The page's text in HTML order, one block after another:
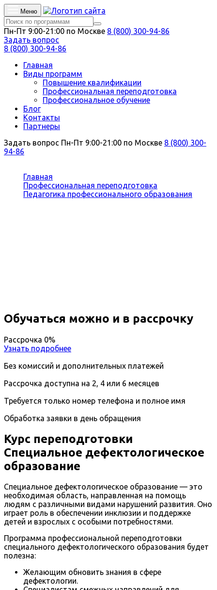
Меню
Пн-Пт 9:00-21:00 по Москве 8 (800) 300-94-86
Задать вопрос
8 (800) 300-94-86
Главная
Виды программ
Повышение квалификации
Профессиональная переподготовка
Профессиональное обучение
Блог
Контакты
Партнеры
Задать вопрос Пн-Пт 9:00-21:00 по Москве 8 (800) 300-
94-86
Главная
Профессиональная переподготовка
Педагогика профессионального образования
Обучаться можно и в рассрочку
Рассрочка 0%
Узнать подробнее
Без комиссий и дополнительных платежей
Рассрочка доступна на 2, 4 или 6 месяцев
Требуется только номер телефона и полное имя
Обработка заявки в день обращения
Курс переподготовки
Специальное дефектологическое
образование
Специальное дефектологическое образование — это
необходимая область, направленная на помощь
людям с различными видами нарушений развития. Оно
играет роль в обеспечении инклюзии и поддержке
детей и взрослых с особыми потребностями.
Программа профессиональной переподготовки
специального дефектологического образования будет
полезна:
Желающим обновить знания в сфере
дефектологии.